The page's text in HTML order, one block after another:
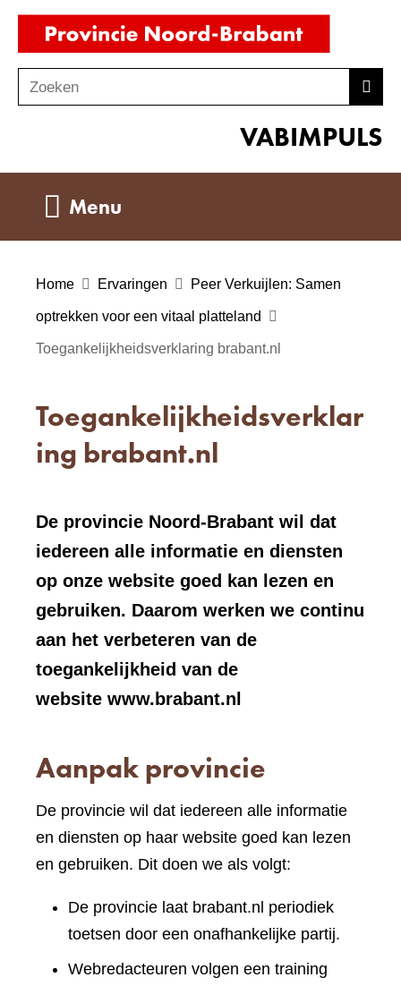
Ga
de
inhoud
o
Zoeken
VABIMPULS
Menu
Home Ervaringen Peer Verkuijlen: Samen
optrekken voor een vitaal platteland
Toegankelijkheidsverklaring brabant.nl
Toegankelijkheidsverklar
ing brabant.nl
De provincie Noord-Brabant wil dat
iedereen alle informatie en diensten
op onze website goed kan lezen en
gebruiken. Daarom werken we continu
aan het verbeteren van de
toegankelijkheid van de
website www.brabant.nl
Aanpak provincie
De provincie wil dat iedereen alle informatie
en diensten op haar website goed kan lezen
en gebruiken. Dit doen we als volgt:
De provincie laat brabant.nl periodiek
toetsen door een onafhankelijke partij.
Webredacteuren volgen een training